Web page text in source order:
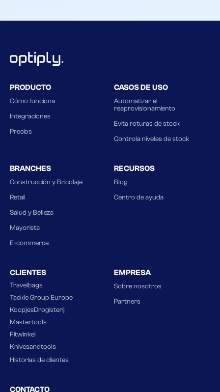
PRODUCTO
Cómo funciona
Integraciones
Precios
CASOS DE USO
Automatizar el
reaprovisionamiento
Evita roturas de stock
Controla niveles de stock
BRANCHES
Construcción y Bricolaje
Retail
Salud y Belleza
Mayorista
E-commerce
RECURSOS
Blog
Centro de ayuda
CLIENTES
Travelbags
Tackle Group Europe
KoopjesDrogisterij
Mastertools
Fitwinkel
Knivesandtools
Historias de clientes
EMPRESA
Sobre nosotros
Partners
CONTACTO